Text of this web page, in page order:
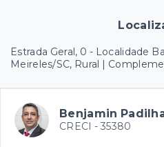
Estrada Geral, 0 - Localidade
Meireles/SC, Rural |
Benjamin
CRECI - 35380